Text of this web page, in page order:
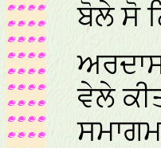
ਬੋਲੇ ਸੋ
ਵੇਲੇ